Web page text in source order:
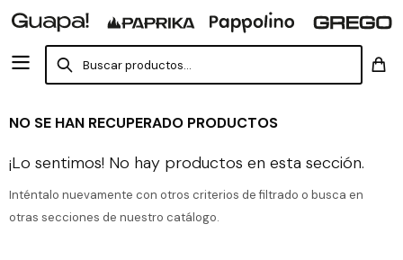
NO SE HAN RECUPERADO PRODUCTOS
¡Lo sentimos! No hay productos en esta sección.
Inténtalo nuevamente con otros criterios de filtrado o busca en
otras secciones de nuestro catálogo.